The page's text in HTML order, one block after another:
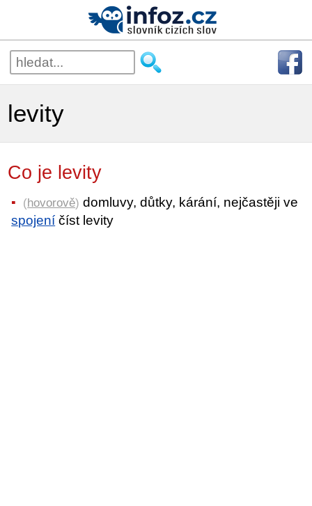
levity
Co je levity
(hovorově) domluvy, důtky, kárání, nejčastěji ve
spojení číst levity